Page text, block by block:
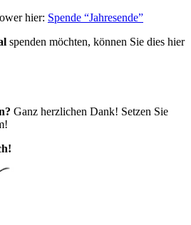
hier: Spende “Jahresende”
spenden möchten, können Sie dies hier
Ganz herzlichen Dank! Setzen Sie